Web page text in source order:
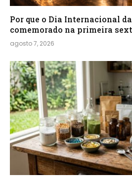
Por que o Dia Internacional
comemorado na primeira
agosto 7, 2026